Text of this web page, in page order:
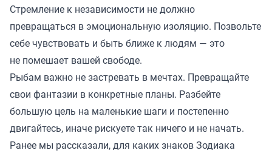
Стремление к независимости не должно
превращаться в эмоциональную изоляцию. Позвольте
себе чувствовать и быть ближе к людям — это
не помешает вашей свободе.
Рыбам важно не застревать в мечтах. Превращайте
свои фантазии в конкретные планы. Разбейте
большую цель на маленькие шаги и постепенно
двигайтесь, иначе рискуете так ничего и не начать.
Ранее мы рассказали, для каких знаков Зодиака